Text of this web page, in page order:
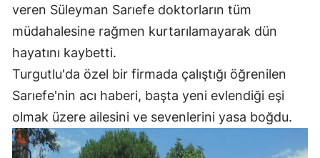
veren Süleyman Sarıefe doktorların tüm
müdahalesine rağmen kurtarılamayarak dün
hayatını kaybetti.
Turgutlu'da özel bir firmada çalıştığı öğrenilen
Sarıefe'nin acı haberi, başta yeni evlendiği eşi
olmak üzere ailesini ve sevenlerini yasa boğdu.